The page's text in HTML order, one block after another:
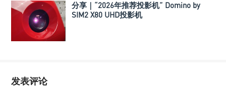
分享｜“2026年推荐投影机” Domino by
SIM2 X80 UHD投影机
发表评论